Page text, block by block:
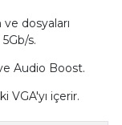
ve dosyaları
s.
Audio Boost.
VGA'yı içerir.